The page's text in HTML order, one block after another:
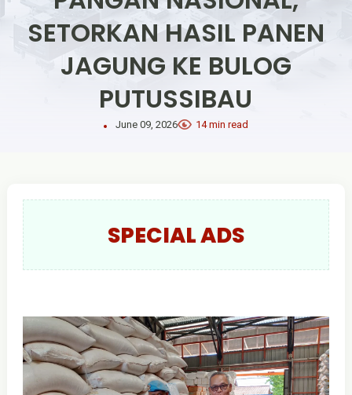
SETORKAN HASIL PANEN
JAGUNG KE BULOG
PUTUSSIBAU
June 09, 2026 14 min read
SPECIAL ADS